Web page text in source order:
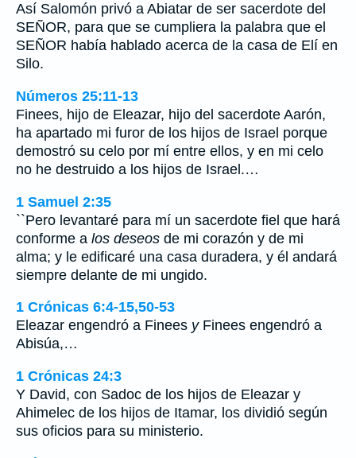
Así Salomón privó a Abiatar de ser sacerdote del
SEÑOR, para que se cumpliera la palabra que el
SEÑOR había hablado acerca de la casa de Elí en
Silo.
Números 25:11-13
Finees, hijo de Eleazar, hijo del sacerdote Aarón,
ha apartado mi furor de los hijos de Israel porque
demostró su celo por mí entre ellos, y en mi celo
no he destruido a los hijos de Israel.…
1 Samuel 2:35
``Pero levantaré para mí un sacerdote fiel que hará
conforme a los deseos de mi corazón y de mi
alma; y le edificaré una casa duradera, y él andará
siempre delante de mi ungido.
1 Crónicas 6:4-15,50-53
Eleazar engendró a Finees yFinees engendró a
Abisúa,…
1 Crónicas 24:3
Y David, con Sadoc de los hijos de Eleazar y
Ahimelec de los hijos de Itamar, los dividió según
sus oficios para su ministerio.